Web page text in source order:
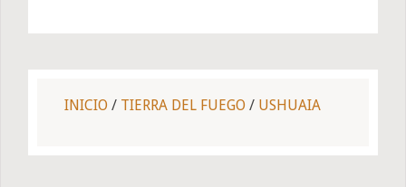
INICIO / TIERRA DEL FUEGO / USHUAIA